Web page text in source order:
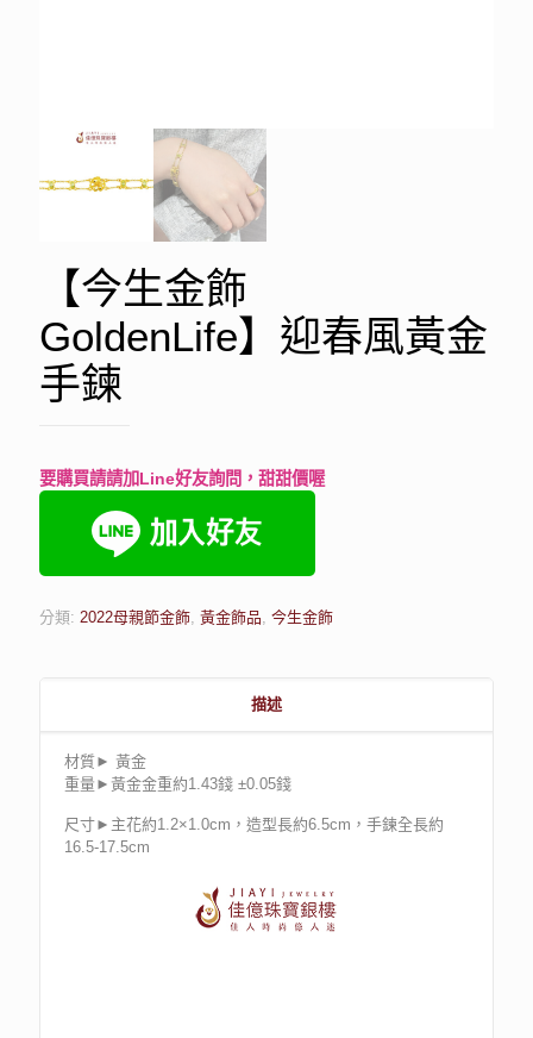
【今生金飾
GoldenLife】迎春風黃金
手鍊
要購買請請加Line好友詢問，甜甜價喔
分類: 2022母親節金飾, 黃金飾品, 今生金飾
描述
材質► 黃金
重量►黃金金重約1.43錢 ±0.05錢
尺寸►主花約1.2×1.0cm，造型長約6.5cm，手鍊全長約
16.5-17.5cm